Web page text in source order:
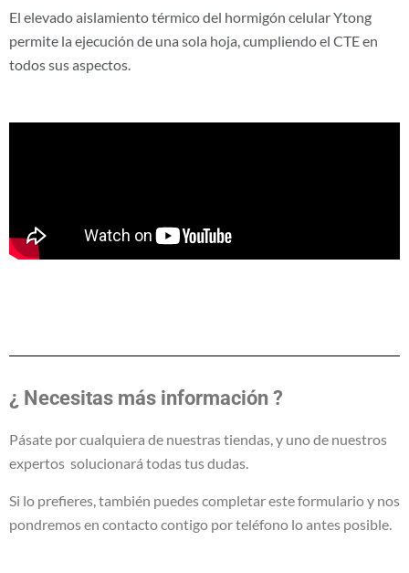
El elevado aislamiento térmico del hormigón celular Ytong
permite la ejecución de una sola hoja, cumpliendo el CTE en
todos sus aspectos.
¿ Necesitas más información ?
Pásate por cualquiera de nuestras tiendas, y uno de nuestros
expertos solucionará todas tus dudas.
Si lo prefieres, también puedes completar este formulario y nos
pondremos en contacto contigo por teléfono lo antes posible.